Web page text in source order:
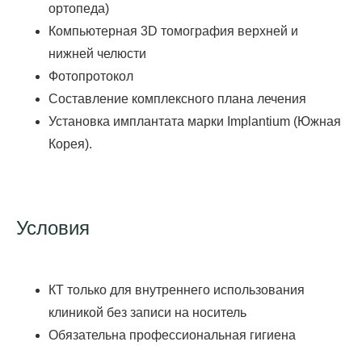
ортопеда)
Компьютерная 3D томография верхней и
нижней челюсти
Фотопротокол
Составление комплексного плана лечения
Установка имплантата марки Implantium (Южная
Корея).
Условия
КТ только для внутреннего использования
клиникой без записи на носитель
Обязательна профессиональная гигиена